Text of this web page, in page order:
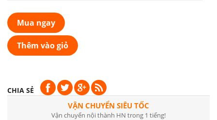
Mua ngay
Thêm vào giỏ
CHIA SẺ
VẬN CHUYỂN SIÊU TỐC
Vận chuyển nội thành HN trong 1 tiếng!